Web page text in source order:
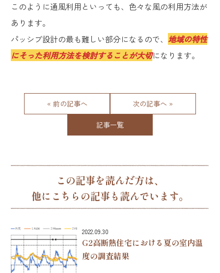
このように通風利用といっても、色々な風の利用方法が
あります。
パッシブ設計の最も難しい部分になるので、 地域の特性
にそった利用方法を検討することが大切になります。
« 前の記事へ
記事一覧
次の記事へ »
この記事を読んだ方は、
他にこちらの記事も読んでいます。
G2高断熱住宅における夏の室内温
度の調査結果
2022.09.30